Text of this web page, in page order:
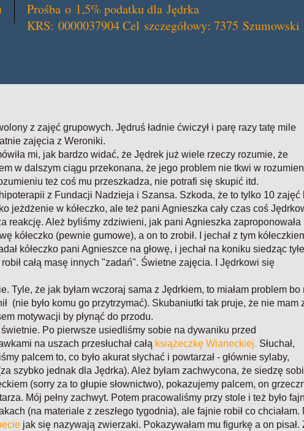
Prośba o 1,5% podatku dla Jędrka
KRS: 0000037904 Cel szczegółowy: 7375 Szumowski
z zajęć grupowych. Jędruś ładnie ćwiczył i parę razy tatę mile
zajęcia z Weroniki.
mi, jak bardzo widać, że Jędrek już wiele rzeczy rozumie, że
w dalszym ciągu przekonana, że jego problem nie tkwi w
też coś mu przeszkadza, nie potrafi się skupić itd.
z Fundacji Nadzieja i Szansa. Szkoda, że to tylko 10 zajęć
jeżdżenie w kółeczko, ale też pani Agnieszka cały czas coś
reakcję. Ależ byliśmy zdziwieni, jak pani Agnieszka zaproponowała
kółeczko (pewnie gumowe), a on to zrobił. I jechał z tym
kółeczko pani Agnieszce na głowę, i jechał na koniku siedząc
całą masę innych "zadań". Świetne zajęcia. I Jędrkowi się
Tyle, że jak byłam wczoraj sama z Jędrkiem, to miałam problem bo
(nie było komu go przytrzymać). Skubaniutki tak pruje, że nie mam
motywacji by płynąć do przodu.
Po pierwsze usiedliśmy sobie na dywaniku przed
na uszach przesłuchał całą książeczkę Wianeckiej. Słuchał,
palcem to, co było akurat słychać i powtarzał - głównie sylaby,
szybko jednak dla Jędrka). Ależ byłam zachwycona, że siedzę
(sorry za to głupie słownictwo), pokazujemy palcem, on
Mój pełny zachwyt. Potem pracowaliśmy przy stole i też było
(na materiale z zeszłego tygodnia), ale fajnie robił co chciałam.
jak się nazywają zwierzaki. Pokazywałam mu figurkę a on pisał.